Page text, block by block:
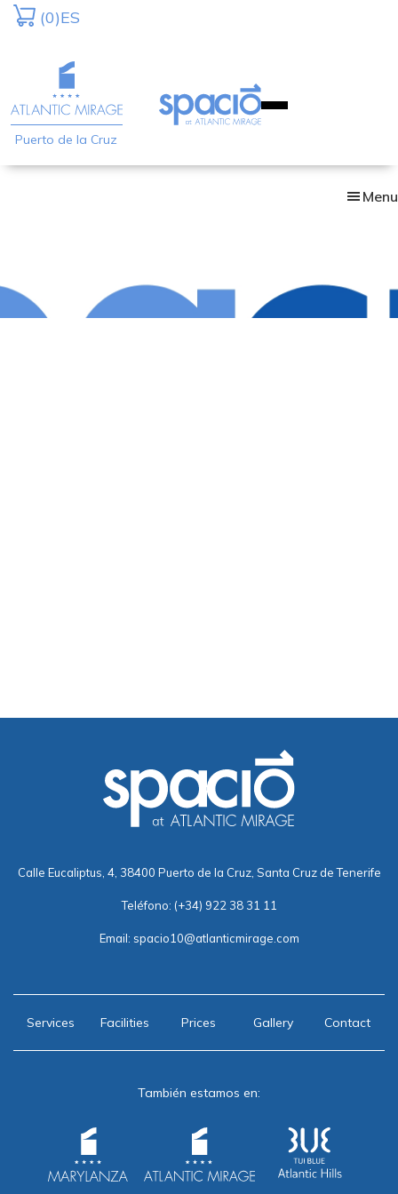
Skip
content
(0)ES
Puerto de la Cruz
Menu
Calle Eucaliptus, 4, 38400 Puerto de la Cruz, Santa Cruz de Tenerife
Teléfono: (+34) 922 38 31 11
Email: spacio10@atlanticmirage.com
Services Facilities Prices Gallery Contact
También estamos en: